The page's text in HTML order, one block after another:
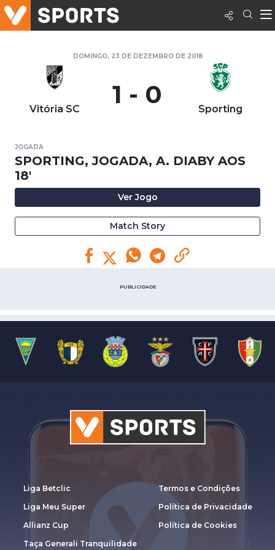
DOMINGO, 23 DE DEZEMBRO DE 2018
Vitória SC 1 - 0 Sporting
JOGADA
SPORTING, JOGADA, A. DIABY AOS
18'
Ver Jogo
Match Story
PUBLICIDADE
Liga Betclic
Liga Meu Super
Allianz Cup
Taça Generali Tranquilidade
Termos e Condições
Política de Privacidade
Política de Cookies